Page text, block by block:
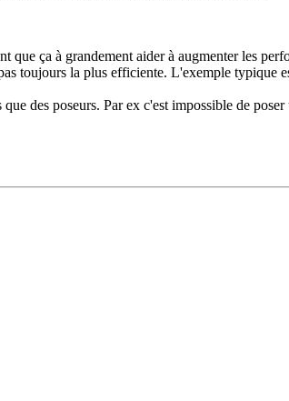
que ça à grandement aider à augmenter les
toujours la plus efficiente. L'exemple typique
des poseurs. Par ex c'est impossible de